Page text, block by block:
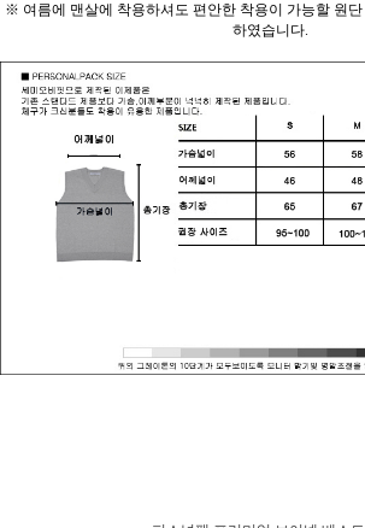
※ 여름에 맨살에 착용하셔도 편안한 착용이 가능할 원
하였습니다.